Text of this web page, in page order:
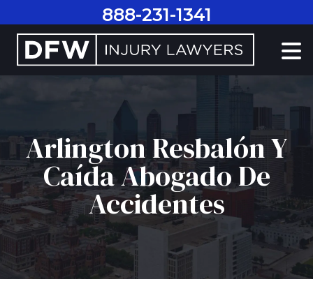
al
contenido
888-231-1341
Arlington Resbalón Y
Caída Abogado De
Accidentes